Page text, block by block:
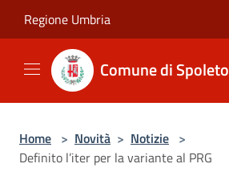
Regione Umbria
Comune di Spoleto
Home > Novità > Notizie >
Definito l’iter per la variante al PRG